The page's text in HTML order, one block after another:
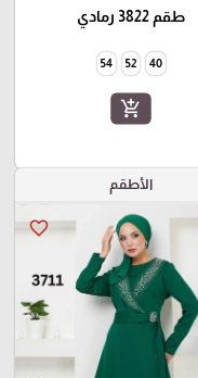
طقم 3822 رمادي
40
52
54
add_shopping_cart
الأطقم
favorite_border